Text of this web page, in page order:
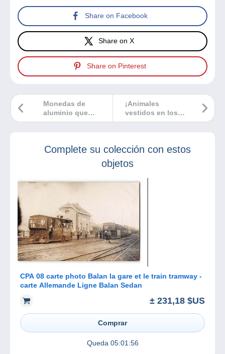
Share on Facebook
Share on X
Share on Pinterest
¡Animales
vestidos en los
buzones!
Monedas de
aluminio que
envejecen mal
Complete su colección con estos
objetos
CPA 08 carte photo Balan la gare et le train tramway -
carte Allemande Ligne Balan Sedan
± 231,18 $US
Comprar
Queda 05:01:56